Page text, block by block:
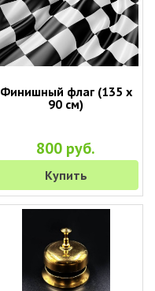
Финишный флаг (135 х
90 см)
800 руб.
Купить